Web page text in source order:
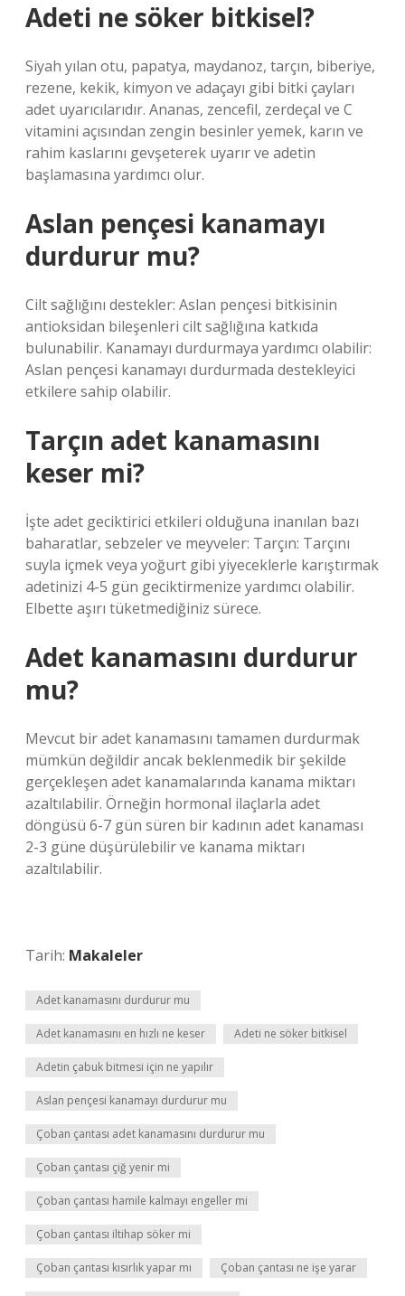
Adeti ne söker bitkisel?
Siyah yılan otu, papatya, maydanoz, tarçın, biberiye,
rezene, kekik, kimyon ve adaçayı gibi bitki çayları
adet uyarıcılarıdır. Ananas, zencefil, zerdeçal ve C
vitamini açısından zengin besinler yemek, karın ve
rahim kaslarını gevşeterek uyarır ve adetin
başlamasına yardımcı olur.
Aslan pençesi kanamayı
durdurur mu?
Cilt sağlığını destekler: Aslan pençesi bitkisinin
antioksidan bileşenleri cilt sağlığına katkıda
bulunabilir. Kanamayı durdurmaya yardımcı olabilir:
Aslan pençesi kanamayı durdurmada destekleyici
etkilere sahip olabilir.
Tarçın adet kanamasını
keser mi?
İşte adet geciktirici etkileri olduğuna inanılan bazı
baharatlar, sebzeler ve meyveler: Tarçın: Tarçını
suyla içmek veya yoğurt gibi yiyeceklerle karıştırmak
adetinizi 4-5 gün geciktirmenize yardımcı olabilir.
Elbette aşırı tüketmediğiniz sürece.
Adet kanamasını durdurur
mu?
Mevcut bir adet kanamasını tamamen durdurmak
mümkün değildir ancak beklenmedik bir şekilde
gerçekleşen adet kanamalarında kanama miktarı
azaltılabilir. Örneğin hormonal ilaçlarla adet
döngüsü 6-7 gün süren bir kadının adet kanaması
2-3 güne düşürülebilir ve kanama miktarı
azaltılabilir.
Tarih: Makaleler
Adet kanamasını durdurur mu
Adet kanamasını en hızlı ne keser Adeti ne söker bitkisel
Adetin çabuk bitmesi için ne yapılır
Aslan pençesi kanamayı durdurur mu
Çoban çantası adet kanamasını durdurur mu
Çoban çantası çiğ yenir mi
Çoban çantası hamile kalmayı engeller mi
Çoban çantası iltihap söker mi
Çoban çantası kısırlık yapar mı Çoban çantası ne işe yarar